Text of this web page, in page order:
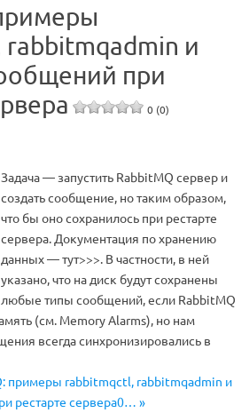
и
при
0 (0)
Задача — запустить RabbitMQ сервер и
создать сообщение, но таким образом,
что бы оно сохранилось при рестарте
сервера. Документация по хранению
данных — тут>>>. В частности, в ней
указано, что на диск будут сохранены
любые типы сообщений, если RabbitMQ
(см. Memory Alarms), но нам
всегда синхронизировались в
примеры rabbitmqctl, rabbitmqadmin и
рестарте сервера0… »